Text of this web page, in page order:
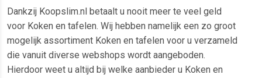
Dankzij Koopslim.nl betaalt u nooit meer te veel geld
voor Koken en tafelen. Wij hebben namelijk een zo groot
mogelijk assortiment Koken en tafelen voor u verzameld
die vanuit diverse webshops wordt aangeboden.
Hierdoor weet u altijd bij welke aanbieder u Koken en